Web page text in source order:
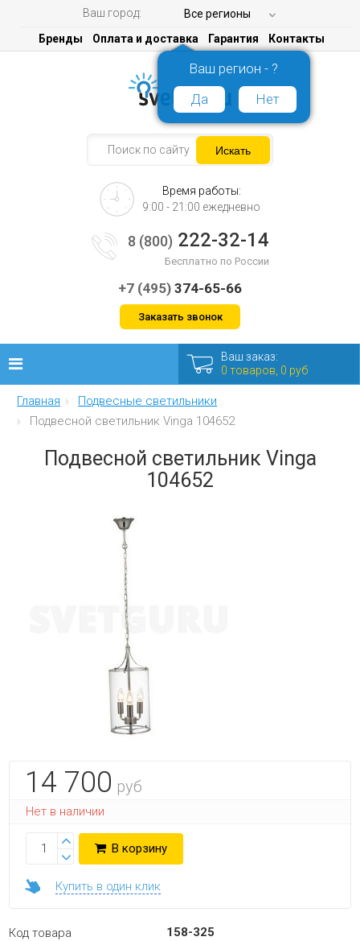
Ваш город: Все регионы
Ваш регион - ?
Да
Нет
Бренды Оплата и доставка Гарантия Контакты
Время работы:
9:00 - 21:00 ежедневно
8 (800) 222-32-14
Бесплатно по России
+7 (495) 374-65-66
Заказать звонок
Люстры
Распродажа
Ваш заказ:
0 товаров, 0 руб
Главная
Подвесные светильники
Подвесной светильник Vinga 104652
Подвесной светильник Vinga
104652
14 700 руб
Нет в наличии
В корзину
Купить в один клик
Код товара
158-325